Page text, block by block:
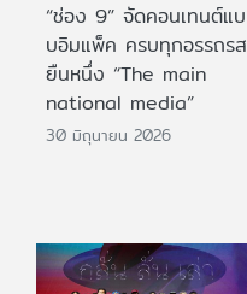
“ช่อง 9” จัดคอนเทนต์แบ
บอิมแพ็ค ครบทุกอรรถรส
ยืนหนึ่ง “The main
national media”
30 มิถุนายน 2026